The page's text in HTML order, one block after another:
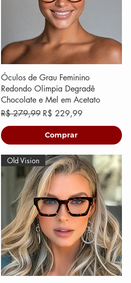
Óculos de Grau Feminino
Redondo Olimpia Degradê
Chocolate e Mel em Acetato
Preço normal
R$ 279,99 Preço promocional
R$ 229,99
Comprar
Old Vision